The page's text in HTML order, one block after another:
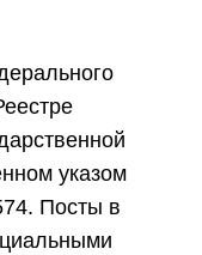
указом
Посты в